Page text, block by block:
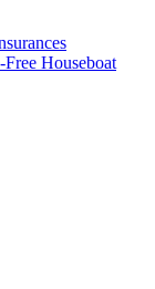
Houseboat